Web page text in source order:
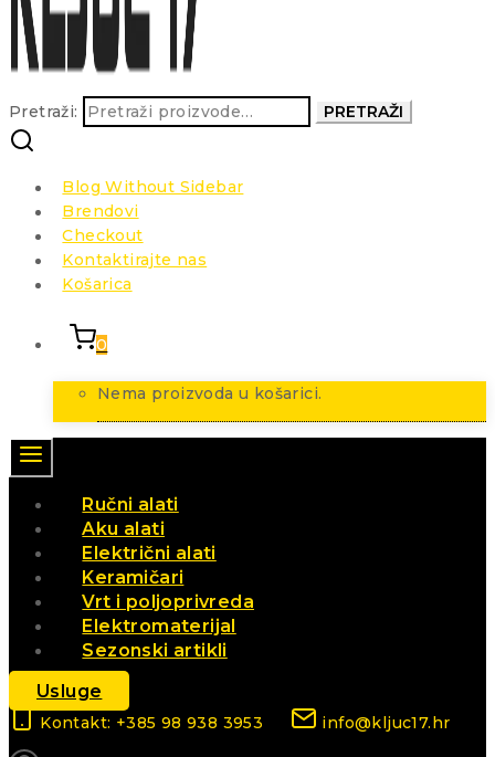
Pretraži: PRETRAŽI
Blog Without Sidebar
Brendovi
Checkout
Kontaktirajte nas
Košarica
0
Nema proizvoda u košarici.
Ručni alati
Aku alati
Električni alati
Keramičari
Vrt i poljoprivreda
Elektromaterijal
Sezonski artikli
Usluge
Kontakt: +385 98 938 3953 info@kljuc17.hr